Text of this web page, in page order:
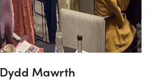
Dydd Mawrth